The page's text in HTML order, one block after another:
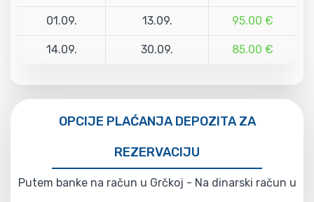
01.09. 13.09. 95.00 €
14.09. 30.09. 85.00 €
OPCIJE PLAĆANJA DEPOZITA ZA
REZERVACIJU
Putem banke na račun u Grčkoj - Na dinarski račun u